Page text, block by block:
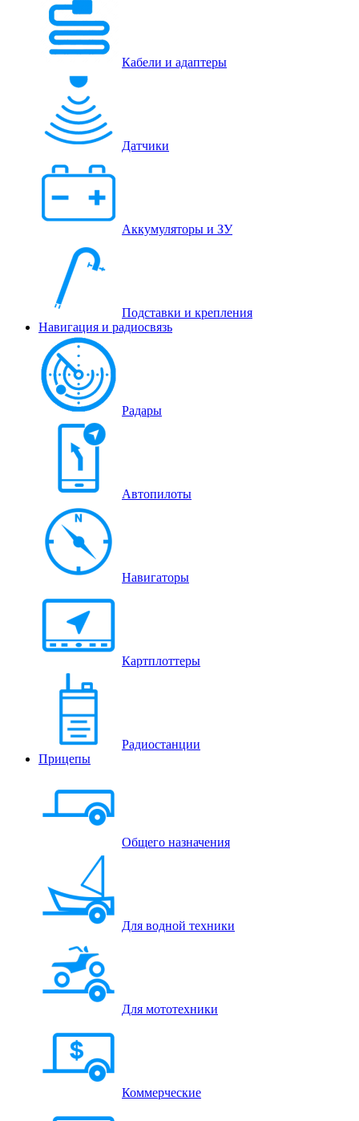
Кабели и адаптеры
Датчики
Аккумуляторы и ЗУ
Подставки и крепления
Навигация и радиосвязь
Радары
Автопилоты
Навигаторы
Картплоттеры
Радиостанции
Прицепы
Общего назначения
Для водной техники
Для мототехники
Коммерческие